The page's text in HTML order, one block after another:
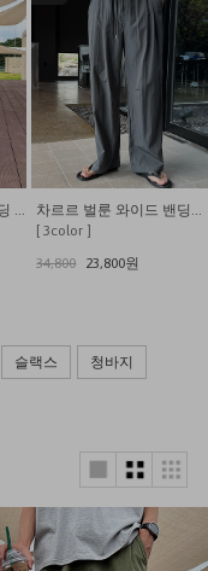
내추럴 린넨 블렌딩 밴딩 와이드 팬츠
차르르 벌룬 와이드 밴딩팬츠
[ 3color ]
34,800
23,800원
슬랙스 청바지